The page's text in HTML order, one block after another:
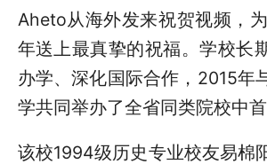
Aheto从海外发来祝贺视频，
年送上最真挚的祝福。学校长
办学、深化国际合作， 2015年
学共同举办了全省同类院校中首
该校1994级历史专业校友易棉